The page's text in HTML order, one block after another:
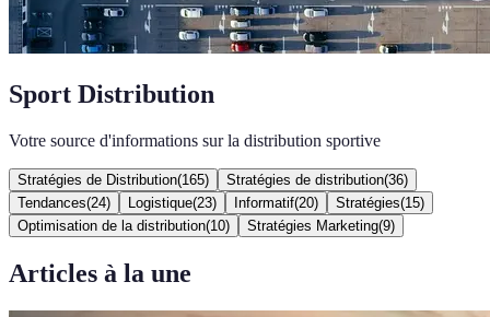
Sport Distribution
Votre source d'informations sur la distribution sportive
Stratégies de Distribution(165) Stratégies de distribution(36)
Tendances(24) Logistique(23) Informatif(20) Stratégies(15)
Optimisation de la distribution(10) Stratégies Marketing(9)
Articles à la une